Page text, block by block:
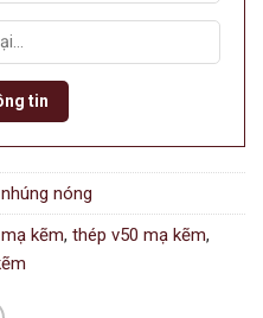
nóng
kẽm, thép v50 mạ kẽm,